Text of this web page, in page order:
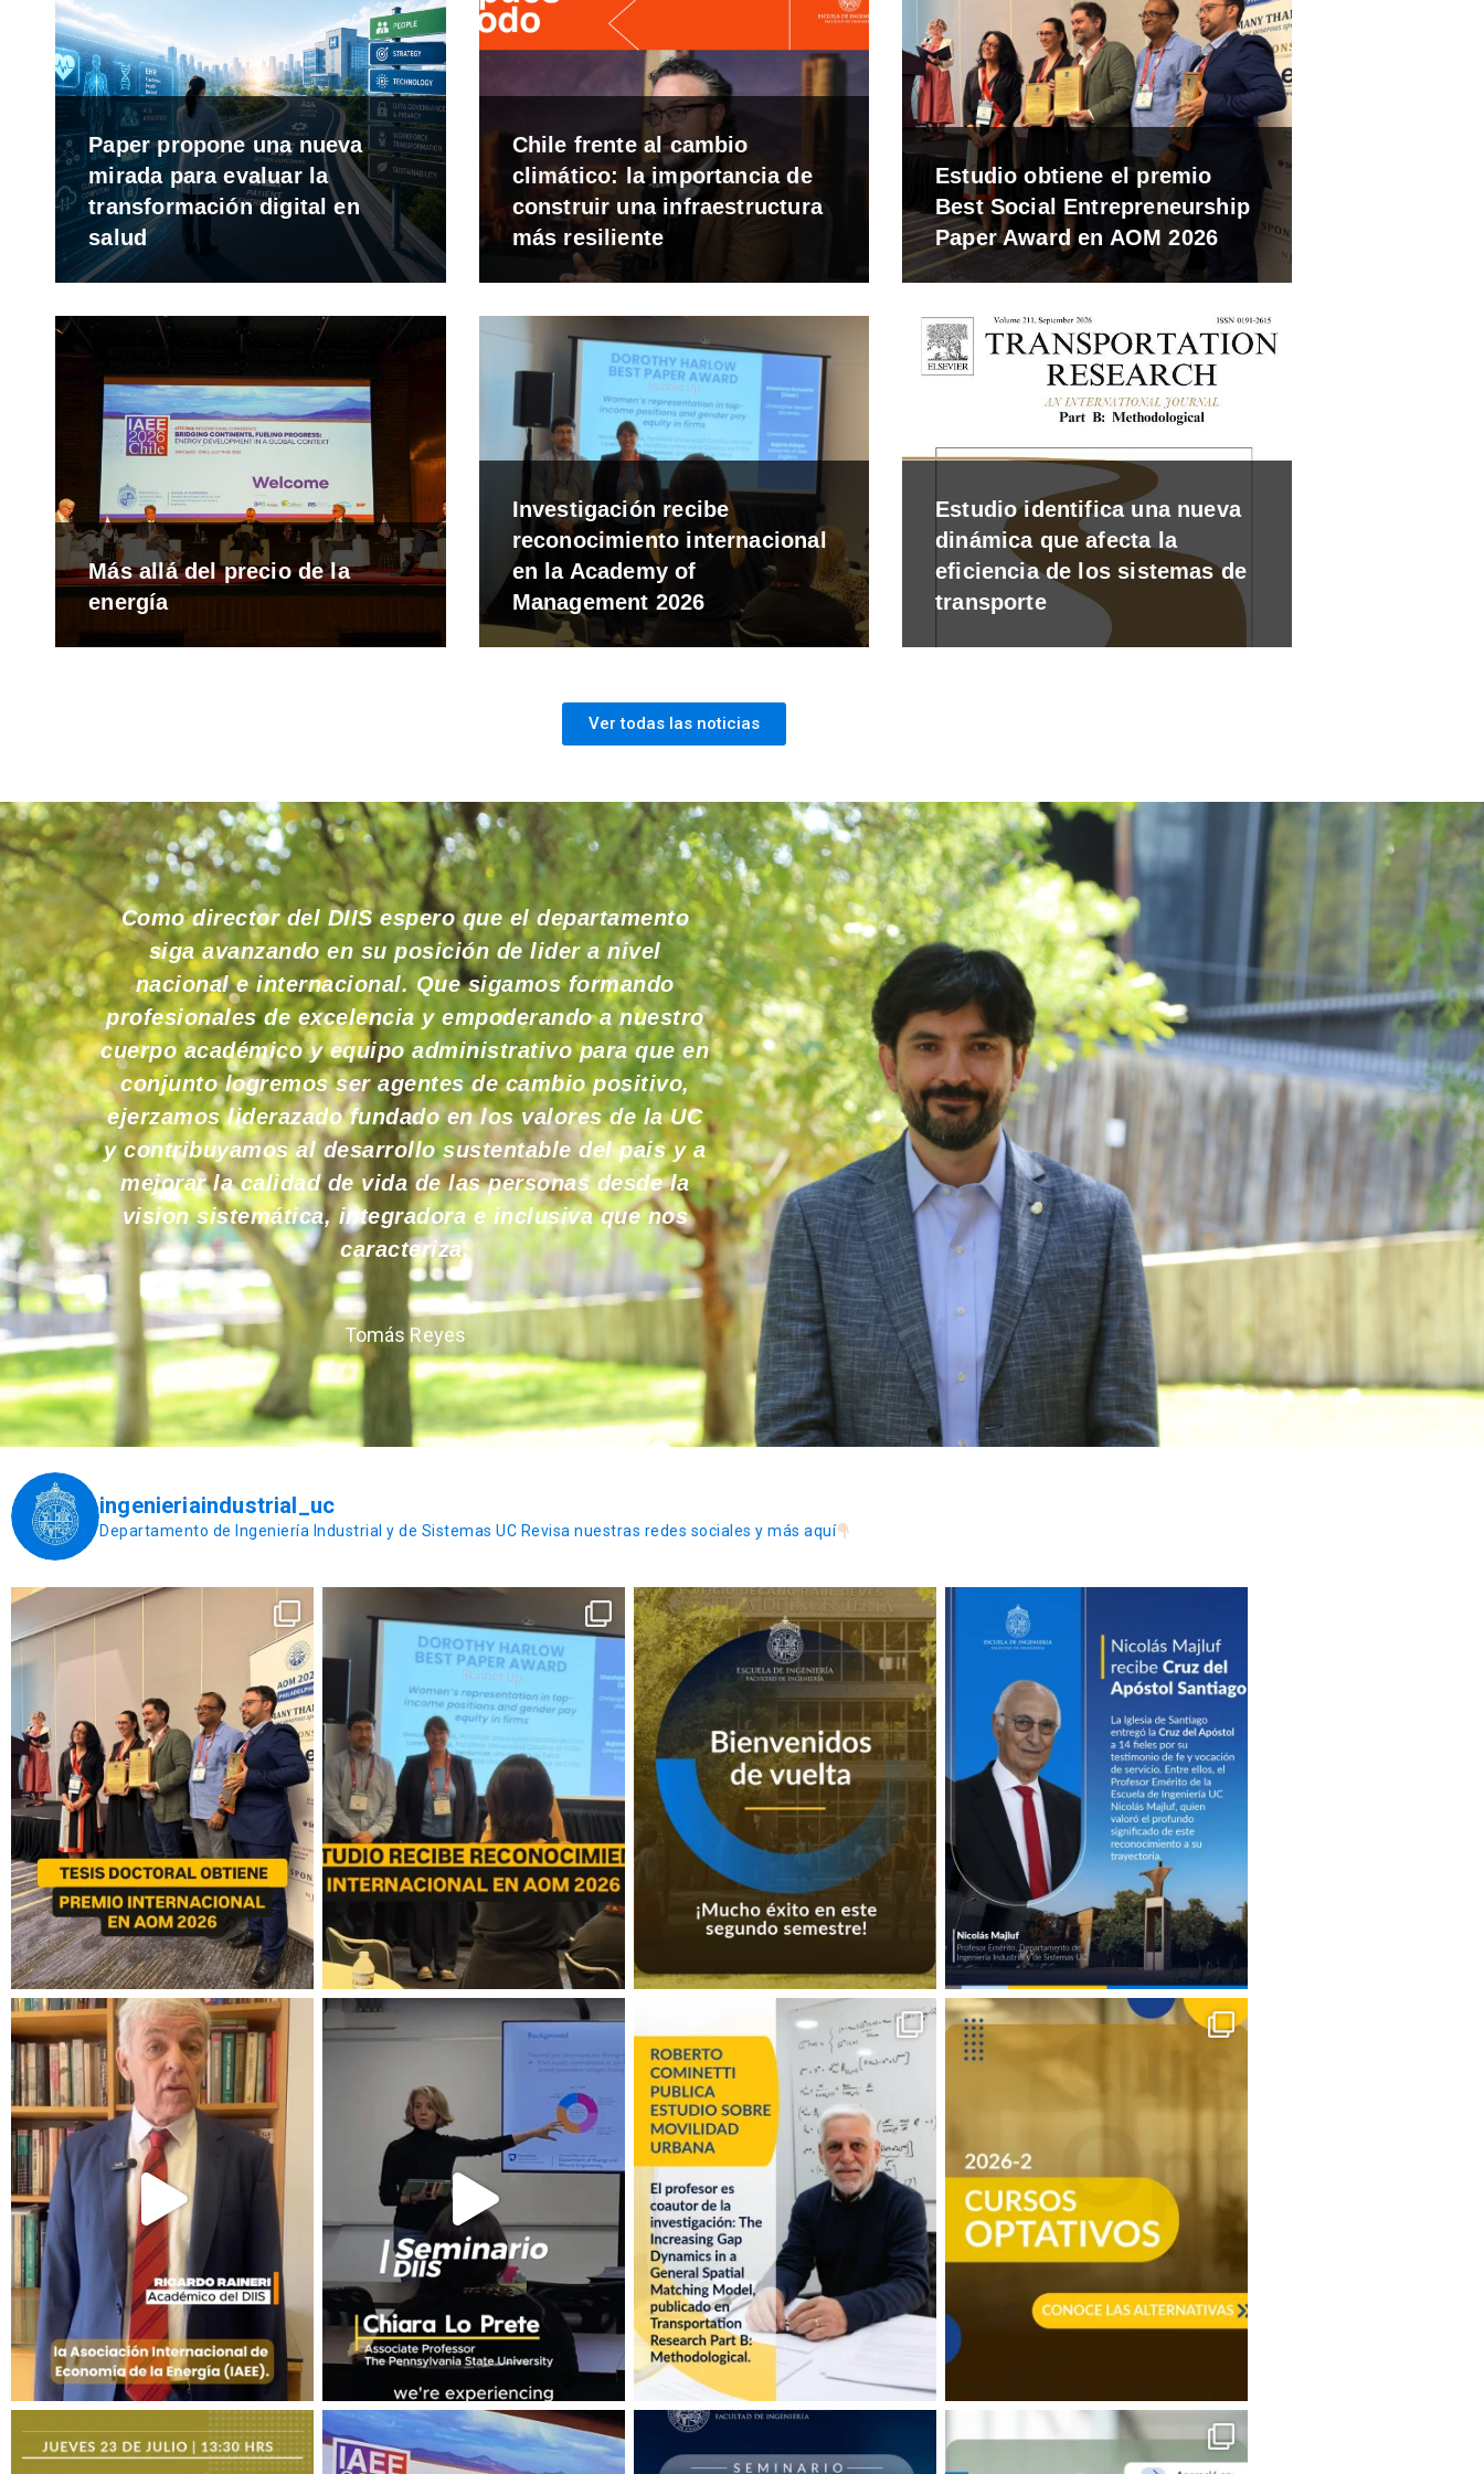
Paper propone una nueva
mirada para evaluar la
transformación digital en
salud
Chile frente al cambio
climático: la importancia de
construir una infraestructura
más resiliente
Estudio obtiene el premio
Best Social Entrepreneurship
Paper Award en AOM 2026
Más allá del precio de la
energía
Investigación recibe
reconocimiento internacional
en la Academy of
Management 2026
Estudio identifica una nueva
dinámica que afecta la
eficiencia de los sistemas de
transporte
Ver todas las noticias
Como director del DIIS espero que el departamento
siga avanzando en su posición de lider a nivel
nacional e internacional. Que sigamos formando
profesionales de excelencia y empoderando a nuestro
cuerpo académico y equipo administrativo para que en
conjunto logremos ser agentes de cambio positivo,
ejerzamos liderazado fundado en los valores de la UC
y contribuyamos al desarrollo sustentable del pais y a
mejorar la calidad de vida de las personas desde la
vision sistemática, integradora e inclusiva que nos
caracteriza.
Tomás Reyes
ingenieriaindustrial_uc
Departamento de Ingeniería Industrial y de Sistemas UC Revisa nuestras redes sociales y más aquí